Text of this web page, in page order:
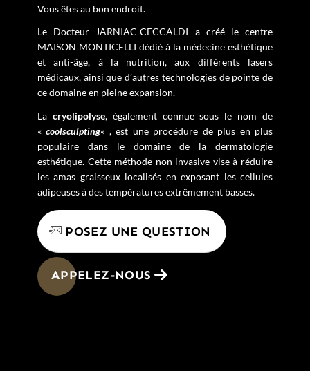
Vous êtes au bon endroit.
Le Docteur JARNIAC-CECCALDI a créé le centre
MAISON MONTICELLI dédié à la médecine esthétique
et anti-âge, à la nutrition, aux différents lasers
médicaux, ainsi que d’autres technologies de pointe de
ce domaine en pleine expansion.
La cryolipolyse, également connue sous le nom de
«coolsculpting« , est une procédure de plus en plus
populaire dans le domaine de la dermatologie
esthétique. Cette méthode non invasive vise à réduire
les amas graisseux localisés en exposant les cellules
adipeuses à des températures extrêmement basses.
POSEZ UNE QUESTION
APPELEZ-NOUS